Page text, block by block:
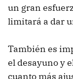
un gran
limitará a dar
También es
el desayuno y
cuanto más